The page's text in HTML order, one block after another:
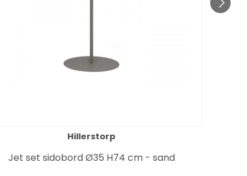
Hillerstorp
Jet set sidobord Ø35 H74 cm - sand